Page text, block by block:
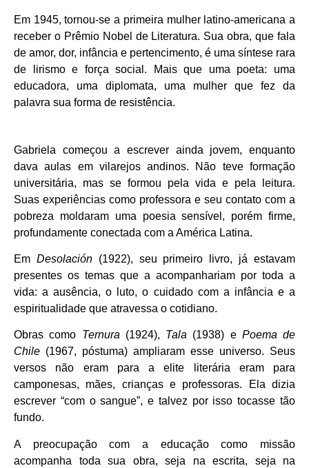
Em 1945, tornou-se a primeira mulher latino-americana a
receber o Prêmio Nobel de Literatura. Sua obra, que fala
de amor, dor, infância e pertencimento, é uma síntese rara
de lirismo e força social. Mais que uma poeta: uma
educadora, uma diplomata, uma mulher que fez da
palavra sua forma de resistência.
Gabriela começou a escrever ainda jovem, enquanto
dava aulas em vilarejos andinos. Não teve formação
universitária, mas se formou pela vida e pela leitura.
Suas experiências como professora e seu contato com a
pobreza moldaram uma poesia sensível, porém firme,
profundamente conectada com a América Latina.
Em Desolación(1922), seu primeiro livro, já estavam
presentes os temas que a acompanhariam por toda a
vida: a ausência, o luto, o cuidado com a infância e a
espiritualidade que atravessa o cotidiano.
Obras como Ternura(1924), Tala (1938) e Poema de
Chile (1967, póstuma) ampliaram esse universo. Seus
versos não eram para a elite literária eram para
camponesas, mães, crianças e professoras. Ela dizia
escrever “com o sangue”, e talvez por isso tocasse tão
fundo.
A preocupação com a educação como missão
acompanha toda sua obra, seja na escrita, seja na